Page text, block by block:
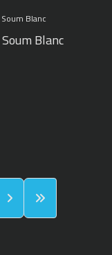
Blanc